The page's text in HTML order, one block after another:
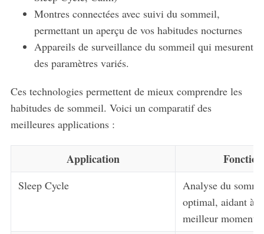
Montres connectées avec suivi du sommeil,
permettant un aperçu de vos habitudes nocturnes
Appareils de surveillance du sommeil qui mesurent
des paramètres variés.
Ces technologies permettent de mieux comprendre les
habitudes de sommeil. Voici un comparatif des
meilleures applications :
Application
Sleep Cycle
Analyse du
optimal, aidant à
meilleur moment